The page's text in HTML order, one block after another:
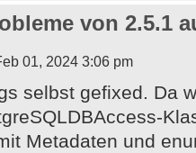
then -5 " +
+
von 2.5.1
01, 2024 3:06 pm
selbst gefixed. Da
Metadaten und